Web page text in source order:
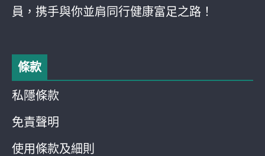
員，携手與你並肩同行健康富足之路！
條款
私隱條款
免責聲明
使用條款及細則